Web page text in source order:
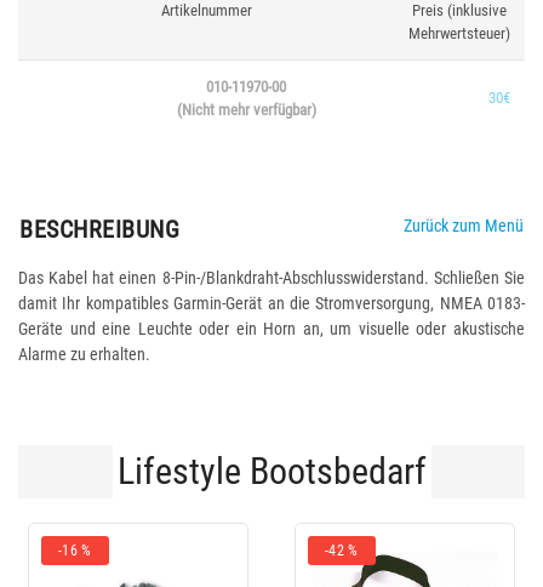
Artikelnummer
Preis (inklusive
Mehrwertsteuer)
010-11970-00
(Nicht mehr verfügbar)
30€
BESCHREIBUNG Zurück zum Menü
Das Kabel hat einen 8-Pin-/Blankdraht-Abschlusswiderstand. Schließen Sie
damit Ihr kompatibles Garmin-Gerät an die Stromversorgung, NMEA 0183-
Geräte und eine Leuchte oder ein Horn an, um visuelle oder akustische
Alarme zu erhalten.
Lifestyle Bootsbedarf
-42 % -10 %